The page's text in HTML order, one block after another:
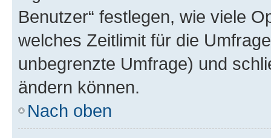
Benutzer“ festlegen, wie viele
welches Zeitlimit für die
unbegrenzte Umfrage) und
ändern können.
Nach oben